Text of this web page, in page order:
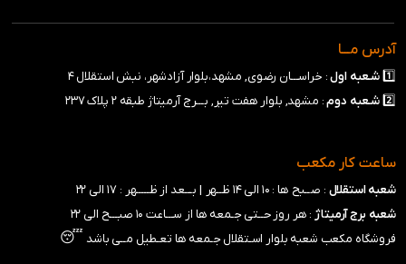
آدرس مـــا
1️⃣ شـعبه اول: خراســـان رضوی, مشهد،بلوار آزادشهر، نبش استقلال ۴
2️⃣ شـعبه دوم: مشهد, بلوار هفت تیر, بـــرج آرمیتاژ طبقه ۲ پلاک ۲۳۷
ساعت کار مکعب
شعبه استقلال : صــبح ها : ۱۰ الی ۱۴ ظــهر |
بـــعد از ظـــــهر : ۱۷ الی ۲۲
شعبه برج آرمیتاژ : هر روز حــتی جـمعه ها از ســـاعت ۱۰ صبـــح الی ۲۲
فروشگاه مکعب شعبه بلوار اسـتقلال جـمعه ها تعـطیل مــی باشد
😴